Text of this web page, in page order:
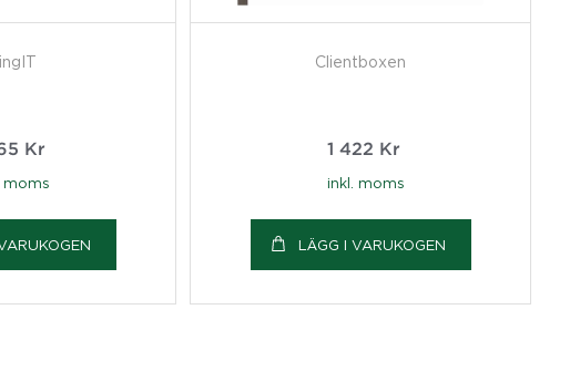
Kr
moms
Clientboxen
1 422 Kr
inkl. moms
LÄGG I VARUKOGEN